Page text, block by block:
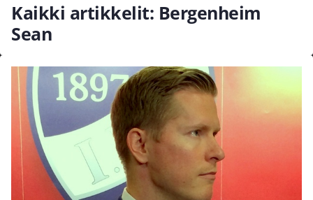
Kaikki artikkelit: Bergenheim
Sean